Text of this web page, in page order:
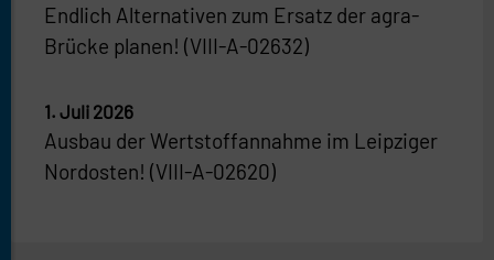
Endlich Alternativen zum Ersatz der agra-
Brücke planen! (VIII-A-02632)
Ausbau der Wertstoffannahme im Leipziger
Nordosten! (VIII-A-02620)
1. Juli 2026